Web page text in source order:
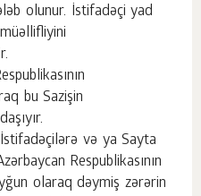
olunur. İstifadəçi yad
bu Sazişin
və ya Sayta
Respublikasının
olaraq dəymiş zərərin